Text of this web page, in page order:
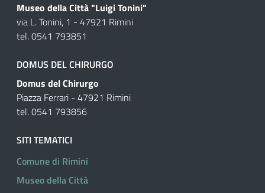
Museo della Città "Luigi Tonini"
via L. Tonini, 1 - 47921 Rimini
tel. 0541 793851
DOMUS DEL CHIRURGO
Domus del Chirurgo
Piazza Ferrari - 47921 Rimini
tel. 0541 793856
SITI TEMATICI
Comune di Rimini
Museo della Città